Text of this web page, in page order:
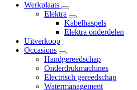
Werkplaats
Elektra
Kabelhaspels
Elektra onderdelen
Uitverkoop
Occasions
Handgereedschap
Onderdrukmachines
Electrisch gereedschap
Watermanagement